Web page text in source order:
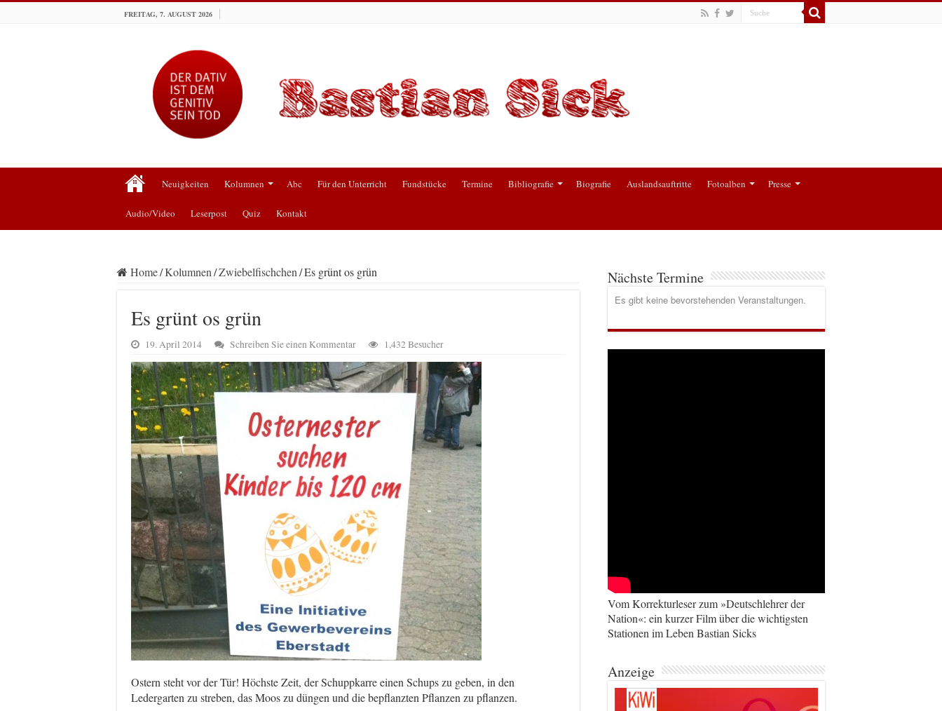
FREITAG, 7. AUGUST 2026
Neuigkeiten Kolumnen Abc Für den Unterricht Fundstücke Termine Bibliografie Biografie Auslandsauftritte Fotoalben Presse
Audio/Video Leserpost Quiz Kontakt
Home/Kolumnen/Zwiebelfischchen/Es grünt os grün
Es grünt os grün
19. April 2014 Schreiben Sie einen Kommentar 1,432 Besucher
Ostern steht vor der Tür! Höchste Zeit, der Schuppkarre einen Schups zu geben, in den
Ledergarten zu streben, das Moos zu düngen und die bepflanzten Pflanzen zu pflanzen.
Nächste Termine
Es gibt keine bevorstehenden Veranstaltungen.
Vom Korrekturleser zum »Deutschlehrer der
Nation«: ein kurzer Film über die wichtigsten
Stationen im Leben Bastian Sicks
Anzeige